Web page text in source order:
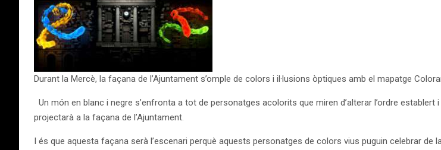
Durant la Mercè, la façana de l’Ajuntament s’omple de colors i il·lusions òptiques amb el mapatge
Un món en blanc i negre s’enfronta a tot de personatges acolorits que miren d’alterar l’ordre
projectarà a la façana de l’Ajuntament.
I és que aquesta façana serà l’escenari perquè aquests personatges de colors vius puguin celebrar